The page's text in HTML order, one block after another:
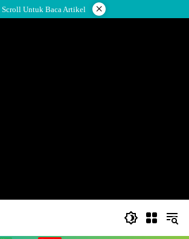
Scroll Untuk Baca Artikel ×